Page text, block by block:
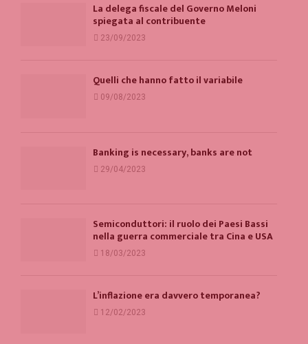
La delega fiscale del Governo Meloni
spiegata al contribuente
23/09/2023
Quelli che hanno fatto il variabile
09/08/2023
Banking is necessary, banks are not
29/04/2023
Semiconduttori: il ruolo dei Paesi Bassi
nella guerra commerciale tra Cina e USA
18/03/2023
L’inflazione era davvero temporanea?
12/02/2023